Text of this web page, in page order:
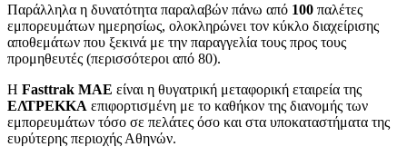
Παράλληλα η δυνατότητα παραλαβών πάνω από 100 παλέτες
εμπορευμάτων ημερησίως, ολοκληρώνει τον κύκλο διαχείρισης
αποθεμάτων που ξεκινά με την παραγγελία τους προς τους
προμηθευτές (περισσότεροι από 80).
Η Fasttrak ΜΑΕ είναι η θυγατρική μεταφορική εταιρεία της
ΕΛΤΡΕΚΚΑ επιφορτισμένη με το καθήκον της διανομής των
εμπορευμάτων τόσο σε πελάτες όσο και στα υποκαταστήματα της
ευρύτερης περιοχής Αθηνών.